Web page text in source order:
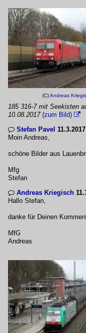
(C)Andreas
185 316-7 mit Seekisten
10.08.2017 (zum Bild) 
 Stefan Pavel
Moin Andreas,
schöne Bilder aus
Mfg
Stefan
 Andreas Kriegisch
Hallo Stefan,
danke für Deinen
MfG
Andreas